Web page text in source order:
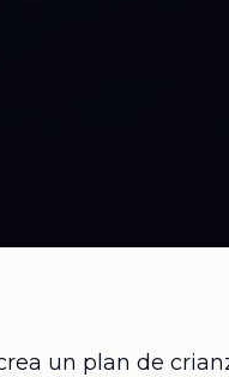
un plan de